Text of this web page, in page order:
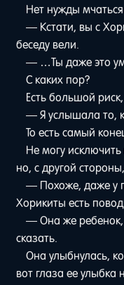
Нет нужды
— Кстати, вы с
беседу вели.
— …Ты даже это
С каких пор?
Есть большой
— Я услышала то,
То есть самый
Не могу исключить
но, с другой
— Похоже, даже у
Хорикиты есть
— Она же ребенок,
сказать.
Она улыбнулась,
вот глаза ее улыбка